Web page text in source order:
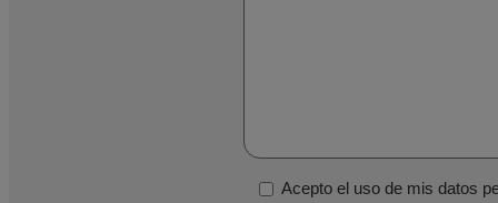
Acepto el uso de mis datos